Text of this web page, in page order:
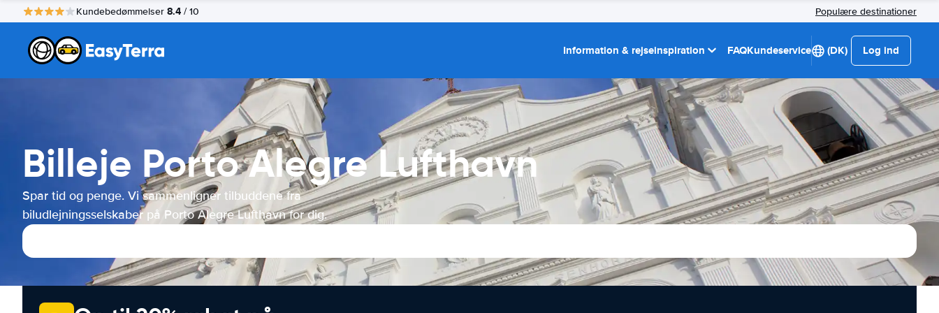
Kundebedømmelser 8.4 / 10 Populære destinationer
Information & rejseinspiration FAQKundeservice (DK) Log ind
Billeje Porto Alegre Lufthavn
Spar tid og penge. Vi sammenligner tilbuddene fra
biludlejningsselskaber på Porto Alegre Lufthavn for dig.